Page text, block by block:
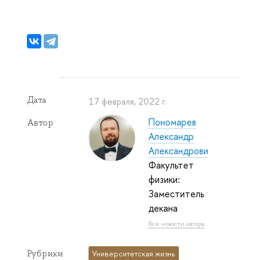
Дата 17 февраля, 2022 г.
Автор
Пономарев
Александр
Александрович
Факультет
физики:
Заместитель
декана
Все новости автора
Рубрики Университетская жизнь